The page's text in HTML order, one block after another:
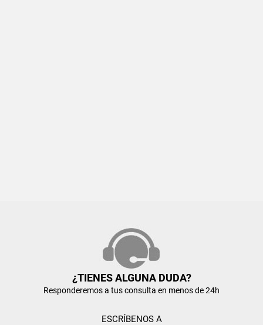
¿TIENES ALGUNA DUDA?
Responderemos a tus consulta en menos de 24h
ESCRÍBENOS A